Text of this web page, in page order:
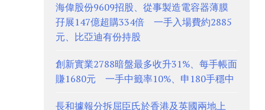
海偉股份9609招股、從事製造電容器薄膜
孖展147億超購334倍 一手入場費約2885
元、比亞迪有份持股
創新實業2788暗盤最多收升31%、每手帳面
賺1680元 一手中籤率10%、申180手穩中
長和據報分拆屈臣氏於香港及英國兩地上